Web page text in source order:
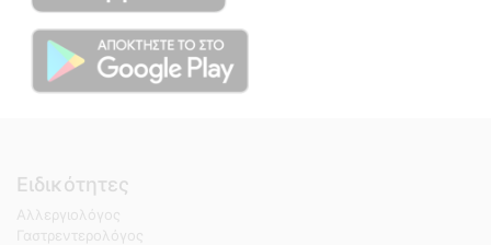
Ειδικότητες
Αλλεργιολόγος
Γαστρεντερολόγος